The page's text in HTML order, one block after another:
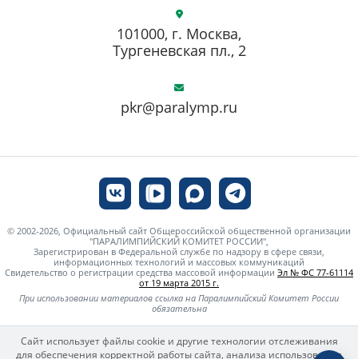
pkr@paralymp.ru
101000, г. Москва,
Тургеневская пл., 2
© 2002-2026, Официальный сайт Общероссийской общественной организации
"ПАРАЛИМПИЙСКИЙ КОМИТЕТ РОССИИ",
Зарегистрирован в Федеральной службе по надзору в сфере связи,
информационных технологий и массовых коммуникаций
Свидетельство о регистрации средства массовой информации Эл № ФС 77-61114
от 19 марта 2015 г.
При использовании материалов ссылка на Паралимпийский Комитет России
обязательна
Сайт использует файлы cookie и другие технологии отслеживания
для обеспечения корректной работы сайта, анализа использования